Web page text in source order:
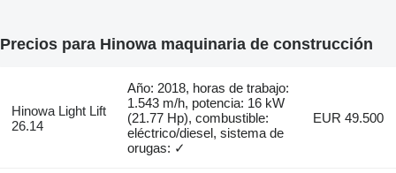
Precios para Hinowa maquinaria de construcción
Hinowa Light Lift
26.14
Año: 2018, horas de trabajo:
1.543 m/h, potencia: 16 kW
(21.77 Hp), combustible:
eléctrico/diesel, sistema de
orugas: ✓
EUR 49.500